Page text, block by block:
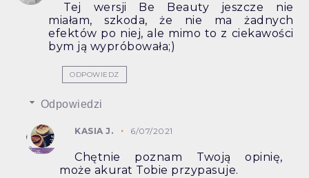
Tej wersji Be Beauty jeszcze nie
miałam, szkoda, że nie ma żadnych
efektów po niej, ale mimo to z ciekawości
bym ją wypróbowała;)
ODPOWIEDZ
Odpowiedzi
KASIA J. 6/07/2021
Chętnie poznam Twoją opinię,
może akurat Tobie przypasuje.